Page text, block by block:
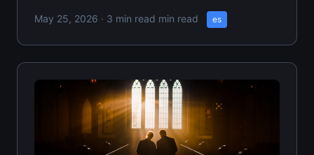
crueldad al azar—es la inevitable fase de
prueba que determina si tu transformación es
real o solo otra actuación. Todo esposo
cristiano en recuperación enfrenta
May 25, 2026 · 3 min read min read es